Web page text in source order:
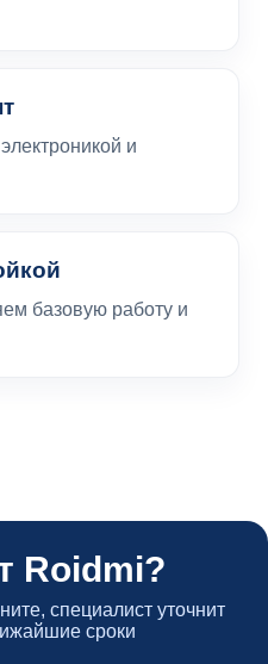
и
базовую работу и
Roidmi?
специалист уточнит
сроки